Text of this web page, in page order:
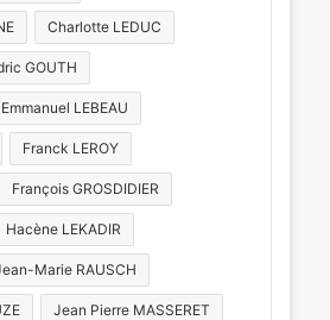
Charlotte LEDUC
GOUTH
Emmanuel LEBEAU
Franck LEROY
François GROSDIDIER
Hacène LEKADIR
Marie RAUSCH
Jean Pierre MASSERET